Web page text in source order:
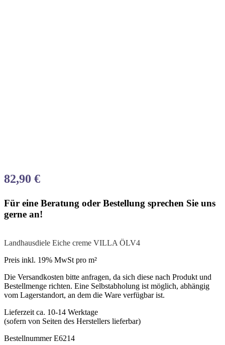
82,90 €
Für eine Beratung oder Bestellung sprechen Sie uns
gerne an!
Landhausdiele Eiche creme VILLA ÖLV4
Preis inkl. 19% MwSt pro m²
Die Versandkosten bitte anfragen, da sich diese nach Produkt und
Bestellmenge richten. Eine Selbstabholung ist möglich, abhängig
vom Lagerstandort, an dem die Ware verfügbar ist.
Lieferzeit ca. 10-14 Werktage
(sofern von Seiten des Herstellers lieferbar)
Bestellnummer E6214